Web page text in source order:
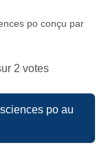
po conçu par
2 votes
po au